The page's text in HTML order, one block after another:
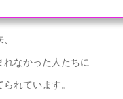
リが、あらゆるジャンルのエンタ
なかった人たちに
れています。